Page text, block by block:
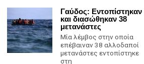
Γαύδος: Εντοπίστηκαν
και διασώθηκαν 38
μετανάστες
Μία λέμβος στην οποία
επέβαιναν 38 αλλοδαποί
μετανάστες εντοπίστηκε
στη